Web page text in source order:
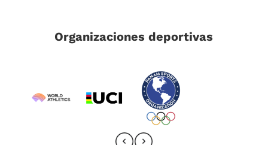
Organizaciones deportivas